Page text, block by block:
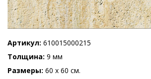
Артикул 610015000215
Толщина 9 мм
Размеры 60 x 60 см.